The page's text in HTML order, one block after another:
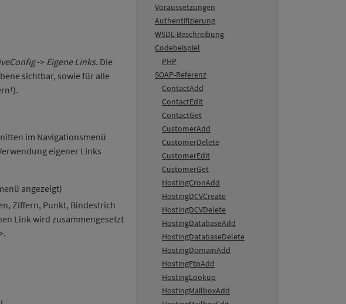
Voraussetzungen
Authentifizierung
WSDL-Beschreibung
Codebeispiel
PHP
SOAP-Referenz
ContactAdd
ContactEdit
ContactGet
CustomerAdd
CustomerDelete
CustomerEdit
CustomerGet
HostingCronAdd
HostingDCVCreate
HostingDCVDelete
HostingDatabaseAdd
HostingDatabaseDelete
HostingDomainAdd
HostingFtpAdd
HostingLookup
HostingMailboxAdd
-> Eigene Links. Die
sichtbar, sowie für alle
im Navigationsmenü
eigener Links
angezeigt)
Ziffern, Punkt, Bindestrich
Link wird zusammengesetzt